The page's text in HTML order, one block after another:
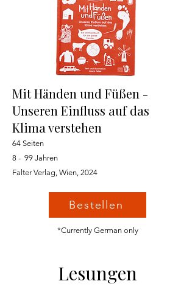
Mit Händen und Füßen -
Unseren Einfluss auf das
Klima verstehen
64 Seiten
8 - 99 Jahren
Falter Verlag, Wien, 2024
Bestellen
*Currently German only
Lesungen